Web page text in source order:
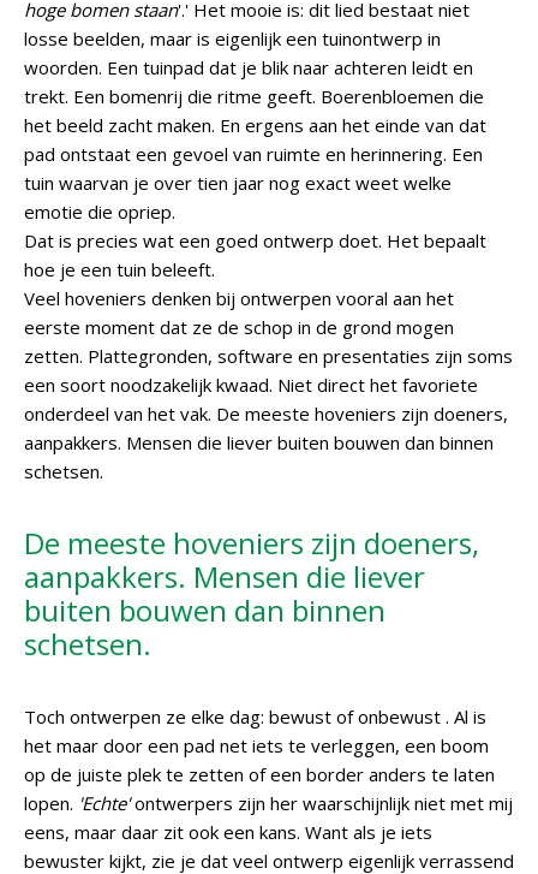
hoge bomen staan'.' Het mooie is: dit lied bestaat niet
losse beelden, maar is eigenlijk een tuinontwerp in
woorden. Een tuinpad dat je blik naar achteren leidt en
trekt. Een bomenrij die ritme geeft. Boerenbloemen die
het beeld zacht maken. En ergens aan het einde van dat
pad ontstaat een gevoel van ruimte en herinnering. Een
tuin waarvan je over tien jaar nog exact weet welke
emotie die opriep.
Dat is precies wat een goed ontwerp doet. Het bepaalt
hoe je een tuin beleeft.
Veel hoveniers denken bij ontwerpen vooral aan het
eerste moment dat ze de schop in de grond mogen
zetten. Plattegronden, software en presentaties zijn soms
een soort noodzakelijk kwaad. Niet direct het favoriete
onderdeel van het vak. De meeste hoveniers zijn doeners,
aanpakkers. Mensen die liever buiten bouwen dan binnen
schetsen.
De meeste hoveniers zijn doeners,
aanpakkers. Mensen die liever
buiten bouwen dan binnen
schetsen.
Toch ontwerpen ze elke dag: bewust of onbewust . Al is
het maar door een pad net iets te verleggen, een boom
op de juiste plek te zetten of een border anders te laten
lopen. 'Echte'ontwerpers zijn her waarschijnlijk niet met mij
eens, maar daar zit ook een kans. Want als je iets
bewuster kijkt, zie je dat veel ontwerp eigenlijk verrassend